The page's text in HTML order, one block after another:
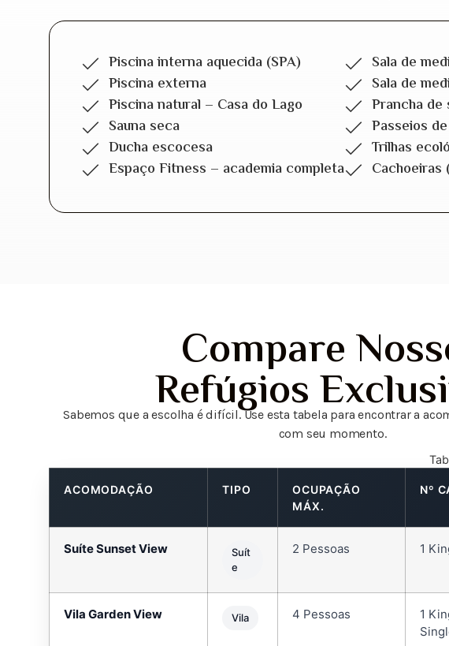
Piscina interna aquecida (SPA)
Piscina externa
Piscina natural – Casa do Lago
Sauna seca
Ducha escocesa
Espaço Fitness – academia completa
Sala de
Sala de
Prancha de
Passeios
Trilhas
Cachoeiras
Compare
Refúgios
Sabemos que a escolha é difícil. Use esta tabela para encontrar a
com seu momento.
ACOMODAÇÃO TIPO
OCUPAÇÃO
MÁX.
Nº
Suíte Sunset View
Suít
e
2 Pessoas 1
Vila Garden View Vila 4 Pessoas
1